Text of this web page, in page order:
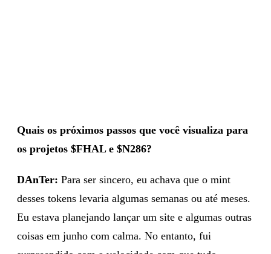
Quais os próximos passos que você visualiza para
os projetos $FHAL e $N286?
DAnTer: Para ser sincero, eu achava que o mint
desses tokens levaria algumas semanas ou até meses.
Eu estava planejando lançar um site e algumas outras
coisas em junho com calma. No entanto, fui